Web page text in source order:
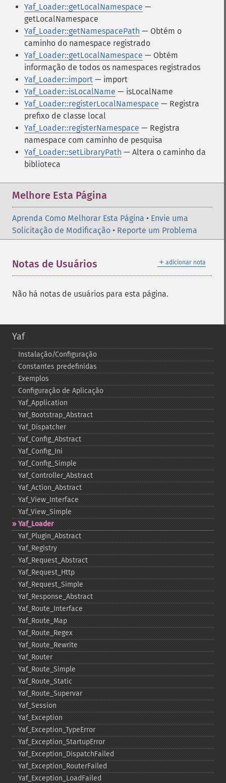
Yaf_Loader::getLocalNamespace —
getLocalNamespace
Yaf_Loader::getNamespacePath — Obtém o
caminho do namespace registrado
Yaf_Loader::getLocalNamespace — Obtém
informação de todos os namespaces registrados
Yaf_Loader::import — import
Yaf_Loader::isLocalName — isLocalName
Yaf_Loader::registerLocalNamespace — Registra
prefixo de classe local
Yaf_Loader::registerNamespace — Registra
namespace com caminho de pesquisa
Yaf_Loader::setLibraryPath — Altera o caminho da
biblioteca
Melhore Esta Página
Aprenda Como Melhorar Esta Página • Envie uma
Solicitação de Modificação • Reporte um Problema
＋ adicionar nota
Notas de Usuários
Não há notas de usuários para esta página.
Yaf
Instalação/Configuração
Constantes predefinidas
Exemplos
Configuração de Aplicação
Yaf_​Application
Yaf_​Bootstrap_​Abstract
Yaf_​Dispatcher
Yaf_​Config_​Abstract
Yaf_​Config_​Ini
Yaf_​Config_​Simple
Yaf_​Controller_​Abstract
Yaf_​Action_​Abstract
Yaf_​View_​Interface
Yaf_​View_​Simple
Yaf_​Loader
Yaf_​Plugin_​Abstract
Yaf_​Registry
Yaf_​Request_​Abstract
Yaf_​Request_​Http
Yaf_​Request_​Simple
Yaf_​Response_​Abstract
Yaf_​Route_​Interface
Yaf_​Route_​Map
Yaf_​Route_​Regex
Yaf_​Route_​Rewrite
Yaf_​Router
Yaf_​Route_​Simple
Yaf_​Route_​Static
Yaf_​Route_​Supervar
Yaf_​Session
Yaf_​Exception
Yaf_​Exception_​TypeError
Yaf_​Exception_​StartupError
Yaf_​Exception_​DispatchFailed
Yaf_​Exception_​RouterFailed
Yaf_​Exception_​LoadFailed